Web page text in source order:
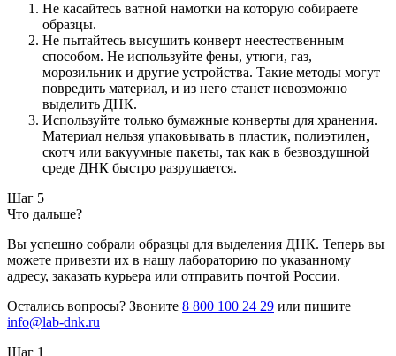
Не касайтесь ватной намотки на которую собираете
образцы.
Не пытайтесь высушить конверт неестественным
способом. Не используйте фены, утюги, газ,
морозильник и другие устройства. Такие методы могут
повредить материал, и из него станет невозможно
выделить ДНК.
Используйте только бумажные конверты для хранения.
Материал нельзя упаковывать в пластик, полиэтилен,
скотч или вакуумные пакеты, так как в безвоздушной
среде ДНК быстро разрушается.
Шаг 5
Что дальше?
Вы успешно собрали образцы для выделения ДНК. Теперь вы
можете привезти их в нашу лабораторию по указанному
адресу, заказать курьера или отправить почтой России.
Остались вопросы? Звоните 8 800 100 24 29 или пишите
info@lab-dnk.ru
Шаг 1